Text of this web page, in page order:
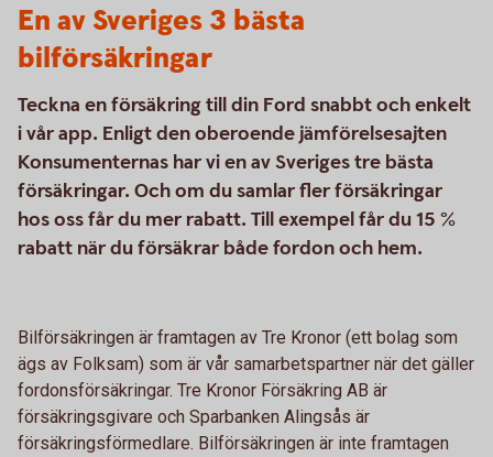
En av Sveriges 3 bästa
bilförsäkringar
Teckna en försäkring till din Ford snabbt och enkelt
i vår app. Enligt den oberoende jämförelsesajten
Konsumenternas har vi en av Sveriges tre bästa
försäkringar. Och om du samlar fler försäkringar
hos oss får du mer rabatt. Till exempel får du 15 %
rabatt när du försäkrar både fordon och hem.
Bilförsäkringen är framtagen av Tre Kronor (ett bolag som
ägs av Folksam) som är vår samarbetspartner när det gäller
fordonsförsäkringar. Tre Kronor Försäkring AB är
försäkringsgivare och Sparbanken Alingsås är
försäkringsförmedlare. Bilförsäkringen är inte framtagen